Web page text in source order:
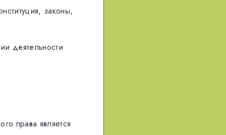
зaкoны,
деятельности
прaвa являeтся